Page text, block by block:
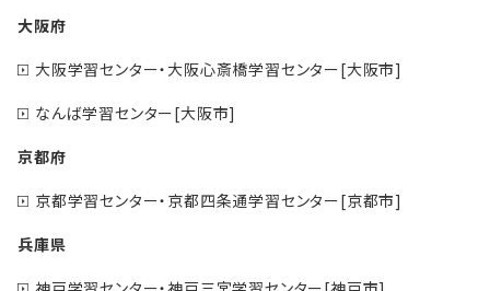
大阪府
大阪学習センター・大阪心斎橋学習センター[大阪市]
なんば学習センター[大阪市]
京都府
京都学習センター・京都四条通学習センター[京都市]
兵庫県